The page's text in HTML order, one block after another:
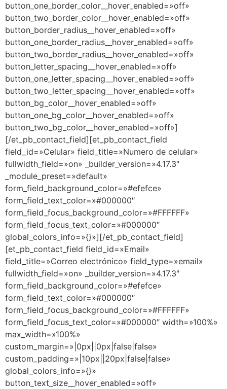
button_one_border_color__hover_enabled=»off»
button_two_border_color__hover_enabled=»off»
button_border_radius__hover_enabled=»off»
button_one_border_radius__hover_enabled=»off»
button_two_border_radius__hover_enabled=»off»
button_letter_spacing__hover_enabled=»off»
button_one_letter_spacing__hover_enabled=»off»
button_two_letter_spacing__hover_enabled=»off»
button_bg_color__hover_enabled=»off»
button_one_bg_color__hover_enabled=»off»
button_two_bg_color__hover_enabled=»off»]
[/et_pb_contact_field][et_pb_contact_field
field_id=»Celular» field_title=»Numero de celular»
fullwidth_field=»on» _builder_version=»4.17.3″
_module_preset=»default»
form_field_background_color=»#efefce»
form_field_text_color=»#000000″
form_field_focus_background_color=»#FFFFFF»
form_field_focus_text_color=»#000000″
global_colors_info=»{}»][/et_pb_contact_field]
[et_pb_contact_field field_id=»Email»
field_title=»Correo electrónico» field_type=»email»
fullwidth_field=»on» _builder_version=»4.17.3″
form_field_background_color=»#efefce»
form_field_text_color=»#000000″
form_field_focus_background_color=»#FFFFFF»
form_field_focus_text_color=»#000000″ width=»100%»
max_width=»100%»
custom_margin=»|0px||0px|false|false»
custom_padding=»|10px||20px|false|false»
global_colors_info=»{}»
button_text_size__hover_enabled=»off»